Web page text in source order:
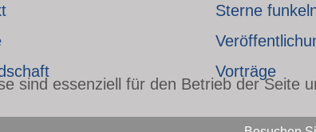
Sterne
Vorträge
sind essenziell für den Betrieb der Seite